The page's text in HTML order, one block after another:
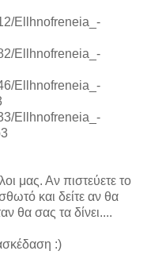
Ellhnofreneia_-
Ellhnofreneia_-
Ellhnofreneia_-
Ellhnofreneia_-
μας. Αν πιστεύετε το
και δείτε αν θα
θα σας τα δίνει....
:)